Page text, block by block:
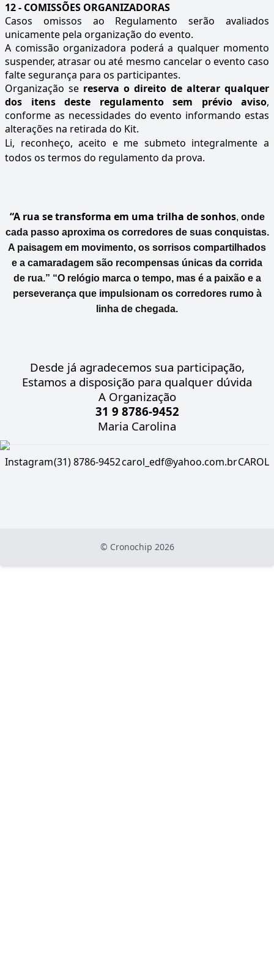
12 - COMISSÕES ORGANIZADORAS
Casos omissos ao Regulamento serão avaliados
unicamente pela organização do evento.
A comissão organizadora poderá a qualquer momento
suspender, atrasar ou até mesmo cancelar o evento caso
falte segurança para os participantes.
Organização se reserva o direito de alterar qualquer
dos itens deste regulamento sem prévio aviso,
conforme as necessidades do evento informando estas
alterações na retirada do Kit.
Li, reconheço, aceito e me submeto integralmente a
todos os termos do regulamento da prova.
“A rua se transforma em uma trilha de sonhos, onde
cada passo aproxima os corredores de suas conquistas.
A paisagem em movimento, os sorrisos compartilhados
e a camaradagem são recompensas únicas da corrida
de rua.” “O relógio marca o tempo, mas é a paixão e a
perseverança que impulsionam os corredores rumo à
linha de chegada.
Desde já agradecemos sua participação,
Estamos a disposição para qualquer dúvida
A Organização
31 9 8786-9452
Maria Carolina
Instagram(31) 8786-9452carol_edf@yahoo.com.brCAROL
© Cronochip 2026